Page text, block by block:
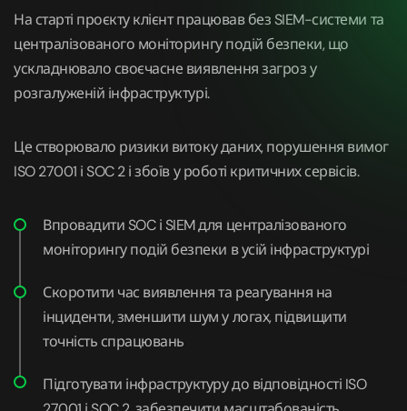
На старті проєкту клієнт працював без SIEM-системи та
централізованого моніторингу подій безпеки, що
ускладнювало своєчасне виявлення загроз у
розгалуженій інфраструктурі.
Це створювало ризики витоку даних, порушення вимог
ISO 27001 і SOC 2 і збоїв у роботі критичних сервісів.
Впровадити SOC і SIEM для централізованого
моніторингу подій безпеки в усій інфраструктурі
Скоротити час виявлення та реагування на
інциденти, зменшити шум у логах, підвищити
точність спрацювань
Підготувати інфраструктуру до відповідності ISO